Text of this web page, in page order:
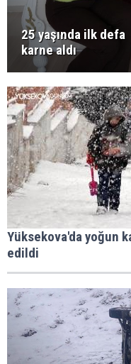
25 yaşında ilk defa
karne aldı
Yüksekova'da yoğun
edildi